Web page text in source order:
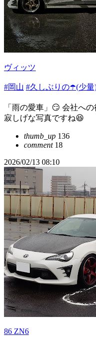
ヴィッツ
#岡山 #久しぶりの☂️(少量
「雨の愛車」😏 会社へ
寂しげな写真ですね😆
thumb_up 136
comment18
2026/02/13 08:10
86 ZN6